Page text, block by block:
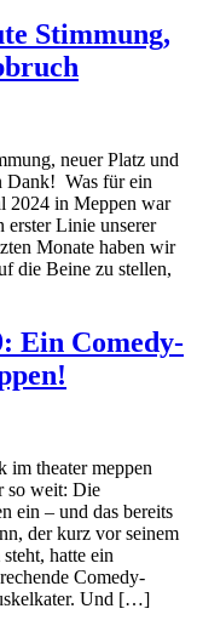
Stimmung,
neuer Platz und
Dank! Was für ein
2024 in Meppen war
erster Linie unserer
Monate haben wir
die Beine zu stellen,
Ein Comedy-
im theater meppen
so weit: Die
ein – und das bereits
der kurz vor seinem
hatte ein
Comedy-
Und […]